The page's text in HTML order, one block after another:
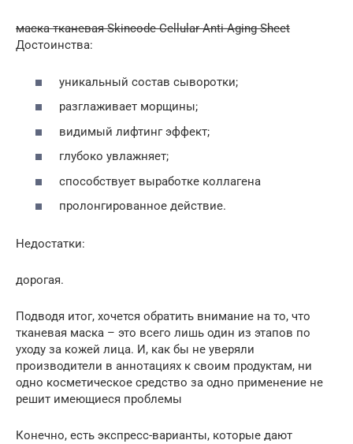
маска тканевая Skincode Cellular Anti-Aging Sheet
Достоинства:
уникальный состав сыворотки;
разглаживает морщины;
видимый лифтинг эффект;
глубоко увлажняет;
способствует выработке коллагена
пролонгированное действие.
Недостатки:
дорогая.
Подводя итог, хочется обратить внимание на то, что
тканевая маска – это всего лишь один из этапов по
уходу за кожей лица. И, как бы не уверяли
производители в аннотациях к своим продуктам, ни
одно косметическое средство за одно применение не
решит имеющиеся проблемы
Конечно, есть экспресс-варианты, которые дают